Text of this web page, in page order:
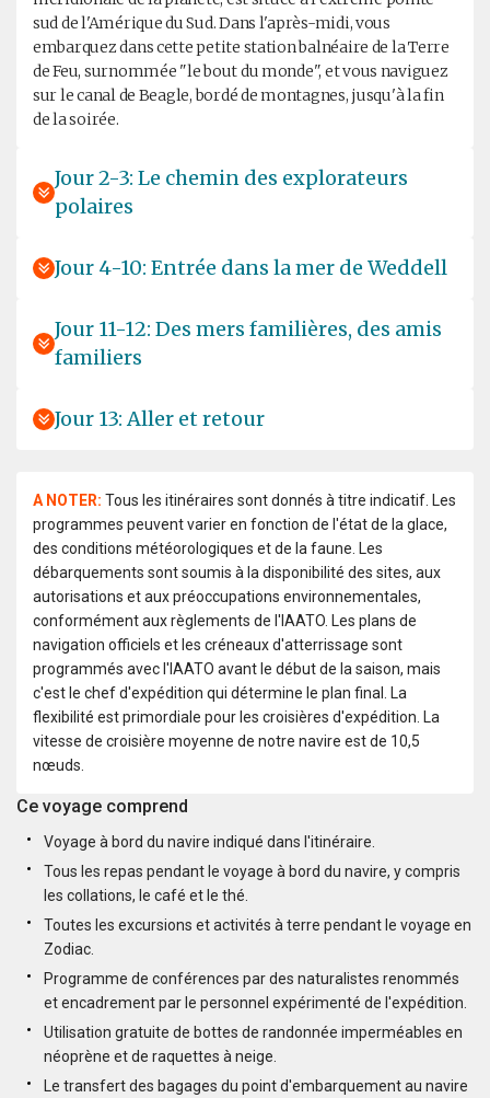
sud de l'Amérique du Sud. Dans l'après-midi, vous
embarquez dans cette petite station balnéaire de la Terre
de Feu, surnommée "le bout du monde", et vous naviguez
sur le canal de Beagle, bordé de montagnes, jusqu'à la fin
de la soirée.
Jour 2-3: Le chemin des explorateurs
polaires
Jour 4-10: Entrée dans la mer de Weddell
Jour 11-12: Des mers familières, des amis
familiers
Jour 13: Aller et retour
A NOTER: Tous les itinéraires sont donnés à titre indicatif. Les
programmes peuvent varier en fonction de l'état de la glace,
des conditions météorologiques et de la faune. Les
débarquements sont soumis à la disponibilité des sites, aux
autorisations et aux préoccupations environnementales,
conformément aux règlements de l'IAATO. Les plans de
navigation officiels et les créneaux d'atterrissage sont
programmés avec l'IAATO avant le début de la saison, mais
c'est le chef d'expédition qui détermine le plan final. La
flexibilité est primordiale pour les croisières d'expédition. La
vitesse de croisière moyenne de notre navire est de 10,5
nœuds.
Ce voyage comprend
Voyage à bord du navire indiqué dans l'itinéraire.
Tous les repas pendant le voyage à bord du navire, y compris
les collations, le café et le thé.
Toutes les excursions et activités à terre pendant le voyage en
Zodiac.
Programme de conférences par des naturalistes renommés
et encadrement par le personnel expérimenté de l'expédition.
Utilisation gratuite de bottes de randonnée imperméables en
néoprène et de raquettes à neige.
Le transfert des bagages du point d'embarquement au navire